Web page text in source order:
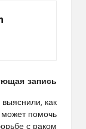
запись
как
помочь
с раком